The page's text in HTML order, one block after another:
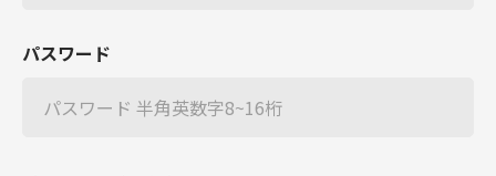
パスワード